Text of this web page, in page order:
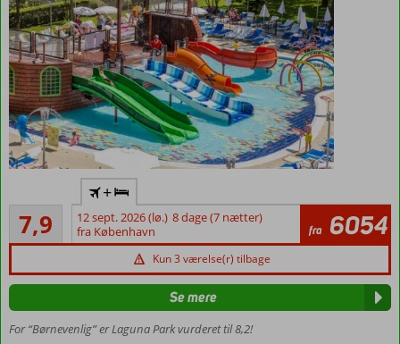
Mange pools og
vandrutsjebaner
meter til
beliggenhed
7,9
Godt
59
anmeldelser
+
12 sept. 2026 (lø.) 8 dage (7 nætter)
fra København
fra 6054
Kun 3 værelse(r) tilbage
For “Børnevenlig” er Laguna Park vurderet til 8,2!
Se mere